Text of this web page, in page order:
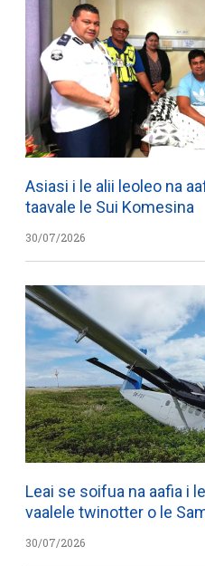
Asiasi i le alii leoleo na
taavale le Sui Komesina
30/07/2026
Leai se soifua na aafia i
vaalele twinotter o le
30/07/2026